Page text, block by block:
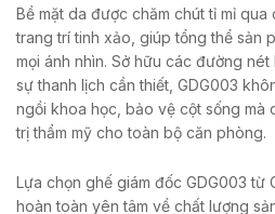
Bề mặt da được chăm chút tỉ mỉ
trang trí tinh xảo, giúp tổng thể sản
mọi ánh nhìn. Sở hữu các đường
sự thanh lịch cần thiết, GDG003
ngồi khoa học, bảo vệ cột sống mà
trị thẩm mỹ cho toàn bộ căn phòng.
Lựa chọn ghế giám đốc GDG003 từ
hoàn toàn yên tâm về chất lượng